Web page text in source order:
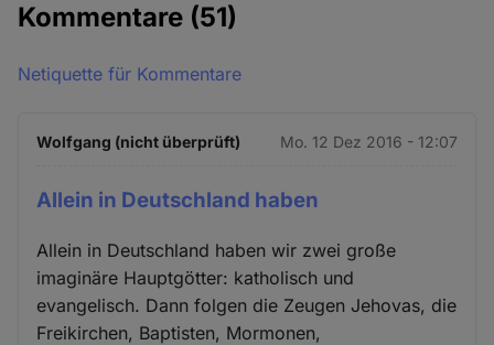
Kommentare (51)
Netiquette für Kommentare
Wolfgang (nicht überprüft) Mo. 12 Dez 2016 - 12:07
Allein in Deutschland haben
Allein in Deutschland haben wir zwei große
imaginäre Hauptgötter: katholisch und
evangelisch. Dann folgen die Zeugen Jehovas, die
Freikirchen, Baptisten, Mormonen,